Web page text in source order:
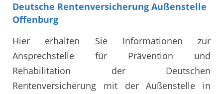
Deutsche Rentenversicherung Außenstelle
Offenburg
Hier erhalten Sie Informationen zur
Ansprechstelle für Prävention und
Rehabilitation der Deutschen
Rentenversicherung mit der Außenstelle in